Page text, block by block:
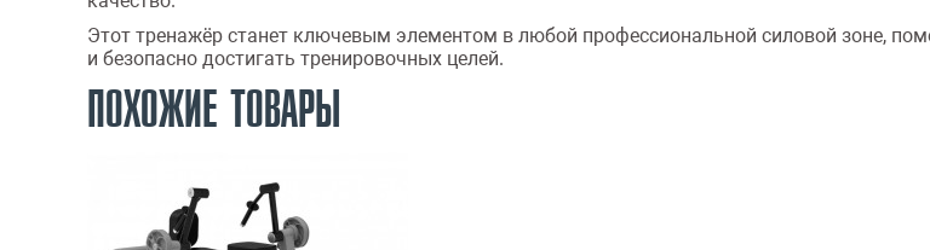
Этот тренажёр станет ключевым элементом в любой профессиональной силовой зоне,
и безопасно достигать тренировочных целей.
ПОХОЖИЕ ТОВАРЫ